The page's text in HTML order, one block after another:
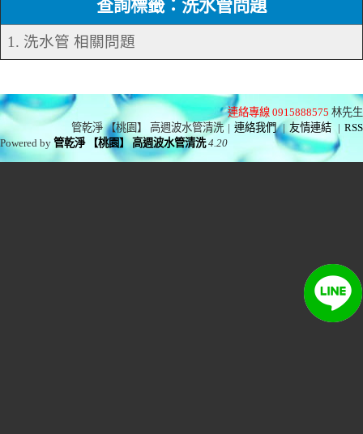
查詢標籤：洗水管問題
1. 洗水管 相關問題
連絡專線 0915888575 林先生
管乾淨 【桃園】 高週波水管清洗 | 連絡我們 | 友情連結 | RSS
Powered by管乾淨 【桃園】 高週波水管清洗 4.20